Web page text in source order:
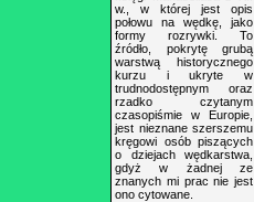
w., w której jest opis
połowu na wędkę, jako
formy rozrywki. To
źródło, pokrytę grubą
warstwą historycznego
kurzu i ukryte w
trudnodostępnym oraz
rzadko czytanym
czasopiśmie w Europie,
jest nieznane szerszemu
kręgowi osób piszących
o dziejach wędkarstwa,
gdyż w żadnej ze
znanych mi prac nie jest
ono cytowane.